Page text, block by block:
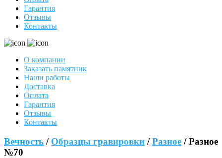
Гарантия
Отзывы
Контакты
О компании
Заказать памятник
Наши работы
Доставка
Оплата
Гарантия
Отзывы
Контакты
Вечность / Образцы гравировки /Разное / Разное
№70